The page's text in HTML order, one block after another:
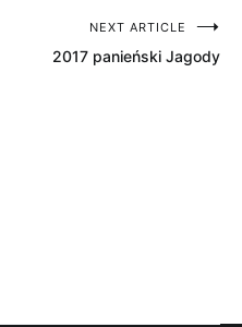
NEXT ARTICLE
2017 panieński Jagody